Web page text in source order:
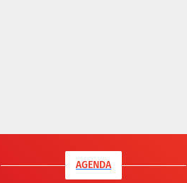
AGENDA